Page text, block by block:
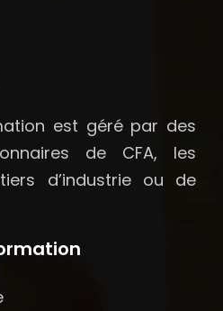
est géré par des
de CFA, les
d’industrie ou de